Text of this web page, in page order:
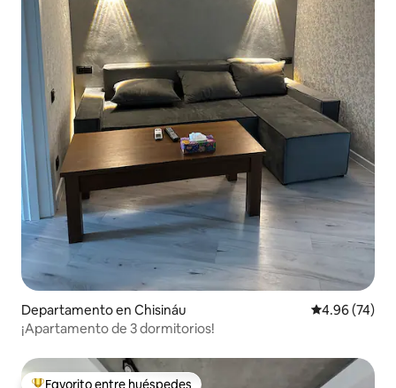
Departamento en Chisináu Calificación
4.96 (74)
¡Apartamento de 3 dormitorios!
Favorito entre huéspedes